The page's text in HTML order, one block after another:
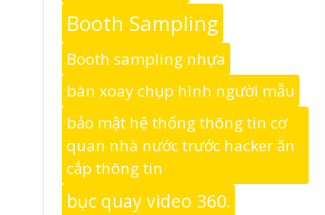
Booth Sampling
Booth sampling nhựa
bàn xoay chụp hình người mẫu
bảo mật hệ thống thông tin cơ
quan nhà nước trước hacker ăn
cắp thông tin
bục quay video 360.